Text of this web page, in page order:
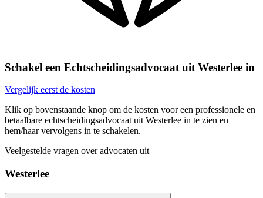
Schakel een Echtscheidingsadvocaat uit Westerlee in
Vergelijk eerst de kosten
Klik op bovenstaande knop om de kosten voor een professionele en
betaalbare echtscheidingsadvocaat uit Westerlee in te zien en
hem/haar vervolgens in te schakelen.
Veelgestelde vragen over advocaten uit
Westerlee